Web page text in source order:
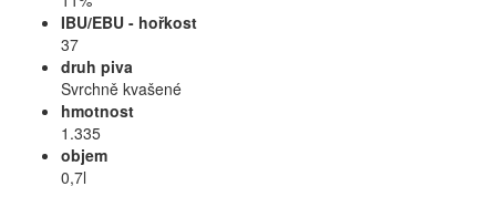
IBU/EBU - hořkost
37
druh piva
Svrchně kvašené
hmotnost
1.335
objem
0,7l